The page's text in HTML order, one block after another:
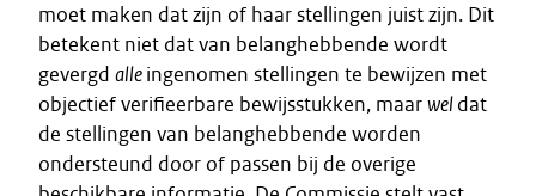
moet maken dat zijn of haar stellingen juist zijn. Dit
betekent niet dat van belanghebbende wordt
gevergd alleingenomen stellingen te bewijzen met
objectief verifieerbare bewijsstukken, maarweldat
de stellingen van belanghebbende worden
ondersteund door of passen bij de overige